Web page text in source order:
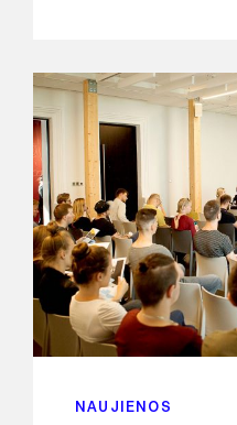
NAUJIENOS